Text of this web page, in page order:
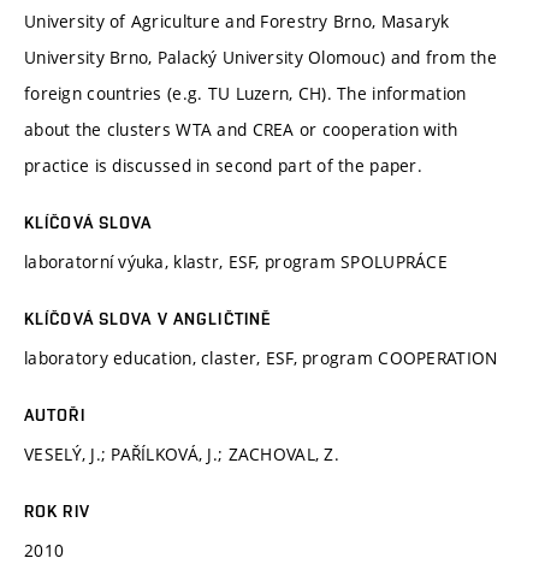
University of Agriculture and Forestry Brno, Masaryk
University Brno, Palacký University Olomouc) and from the
foreign countries (e.g. TU Luzern, CH). The information
about the clusters WTA and CREA or cooperation with
practice is discussed in second part of the paper.
KLÍČOVÁ SLOVA
laboratorní výuka, klastr, ESF, program SPOLUPRÁCE
KLÍČOVÁ SLOVA V ANGLIČTINĚ
laboratory education, claster, ESF, program COOPERATION
AUTOŘI
VESELÝ, J.; PAŘÍLKOVÁ, J.; ZACHOVAL, Z.
ROK RIV
2010